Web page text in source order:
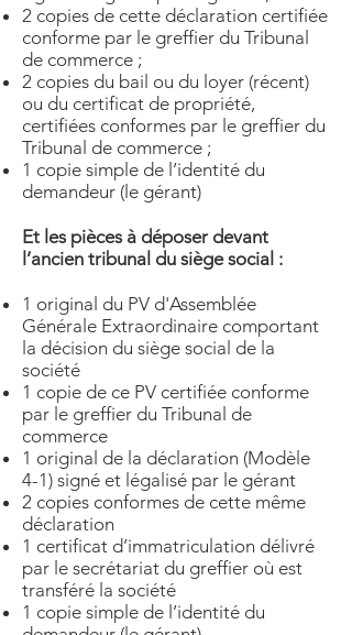
2 copies de cette déclaration certifiée
conforme par le greffier du Tribunal
de commerce ;
2 copies du bail ou du loyer (récent)
ou du certificat de propriété,
certifiées conformes par le greffier du
Tribunal de commerce ;
1 copie simple de l’identité du
demandeur (le gérant)
Et les pièces à déposer devant
l’ancien tribunal du siège social :
1 original du PV d'Assemblée
Générale Extraordinaire comportant
la décision du siège social de la
société
1 copie de ce PV certifiée conforme
par le greffier du Tribunal de
commerce
1 original de la déclaration (Modèle
4-1) signé et légalisé par le gérant
2 copies conformes de cette même
déclaration
1 certificat d’immatriculation délivré
par le secrétariat du greffier où est
transféré la société
1 copie simple de l’identité du